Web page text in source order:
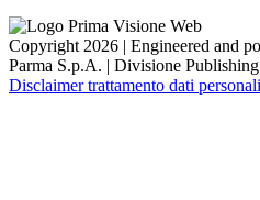
Copyright 2026 | Engineered and
Parma S.p.A. | Divisione
Disclaimer trattamento dati personali